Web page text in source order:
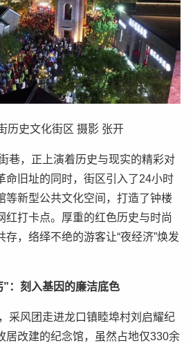
历史文化街区 摄影 张开
巷，正上演着历史与现实的精彩对
命旧址的同时，街区引入了24小时
等新型公共文化空间，打造了钟楼
红打卡点。厚重的红色历史与时尚
，络绎不绝的游客让“夜经济”焕发
”：刻入基因的廉洁底色
采风团走进龙口镇睦埠村刘启耀纪
居改建的纪念馆，虽然占地仅330余